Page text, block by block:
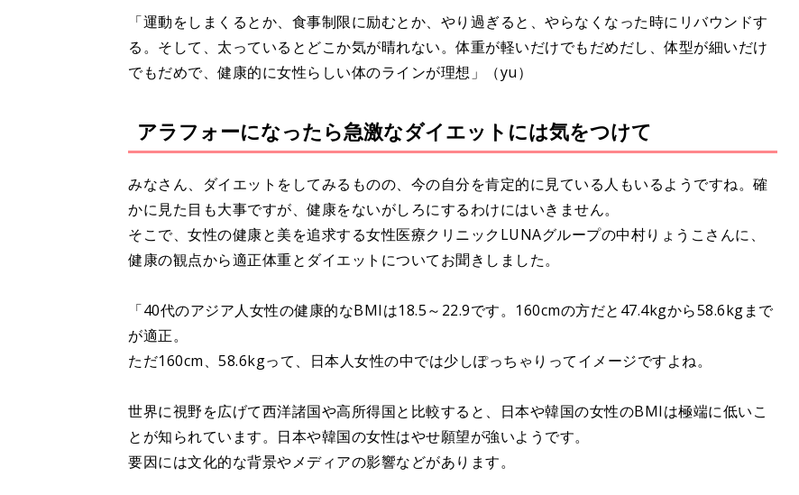
「運動をしまくるとか、食事制限に励むとか、やり過ぎると、やらなくなった時にリバウンドす
る。そして、太っているとどこか気が晴れない。体重が軽いだけでもだめだし、体型が細いだけ
でもだめで、健康的に女性らしい体のラインが理想」（yu）
アラフォーになったら急激なダイエットには気をつけて
みなさん、ダイエットをしてみるものの、今の自分を肯定的に見ている人もいるようですね。確
かに見た目も大事ですが、健康をないがしろにするわけにはいきません。
そこで、女性の健康と美を追求する女性医療クリニックLUNAグループの中村りょうこさんに、
健康の観点から適正体重とダイエットについてお聞きしました。
「40代のアジア人女性の健康的なBMIは18.5～22.9です。160cmの方だと47.4kgから58.6kgまで
が適正。
ただ160cm、58.6kgって、日本人女性の中では少しぽっちゃりってイメージですよね。
世界に視野を広げて西洋諸国や高所得国と比較すると、日本や韓国の女性のBMIは極端に低いこ
とが知られています。日本や韓国の女性はやせ願望が強いようです。
要因には文化的な背景やメディアの影響などがあります。